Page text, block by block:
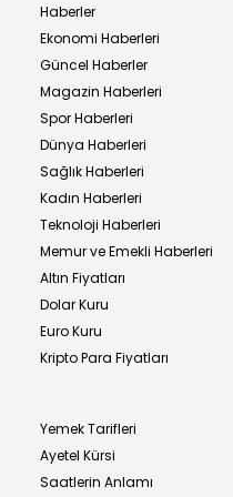
Haberler
Ekonomi Haberleri
Güncel Haberler
Magazin Haberleri
Spor Haberleri
Dünya Haberleri
Sağlık Haberleri
Kadın Haberleri
Teknoloji Haberleri
Memur ve Emekli Haberleri
Altın Fiyatları
Dolar Kuru
Euro Kuru
Kripto Para Fiyatları
Yemek Tarifleri
Ayetel Kürsi
Saatlerin Anlamı